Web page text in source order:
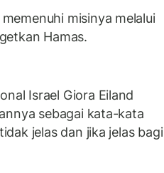
misinya melalui
Hamas.
Israel Giora Eiland
sebagai kata-kata
jelas dan jika jelas bagi